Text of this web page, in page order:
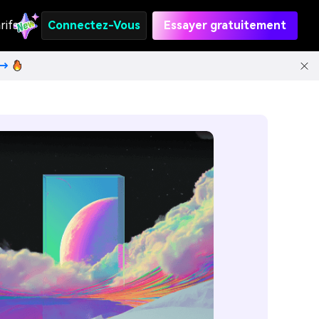
Connectez-Vous Essayer gratuitement